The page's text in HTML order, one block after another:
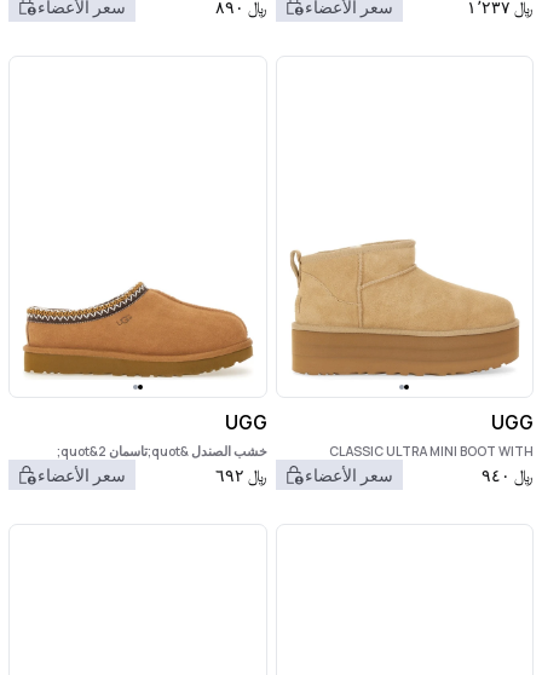
﷼ ١٬٢٣٧ سعر الأعضاء ﷼ ٨٩٠ سعر الأعضاء
UGG
CLASSIC ULTRA MINI BOOT WITH
PLATFORM﷼ ٩٤٠ سعر الأعضاء
UGG
خشب الصندل &quot;تاسمان 2&quot;
﷼ ٦٩٢ سعر الأعضاء